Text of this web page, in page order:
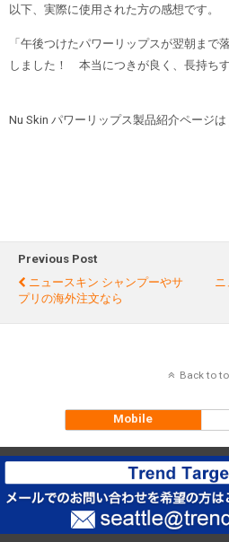
以下、実際に使用された方の感想です。
「午後つけたパワーリップスが翌朝まで
しました！ 本当につきが良く、長持ち
Nu Skin パワーリップス製品紹介ページは
Previous Post
ニュースキン シャンプーやサ
プリの海外注文なら
ニ
Back to
Mobile